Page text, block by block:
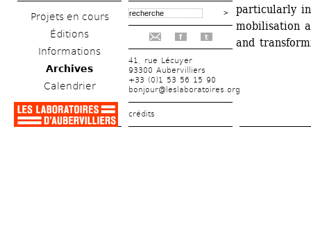
Projets en cours
Éditions
Informations
Archives
Calendrier
f t
41, rue Lécuyer
93300 Aubervilliers
+33 (0)1 53 56 15 90
bonjour@leslaboratoires.org
crédits
particularly
mobilisation
and